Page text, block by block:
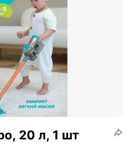
20 л, 1 шт